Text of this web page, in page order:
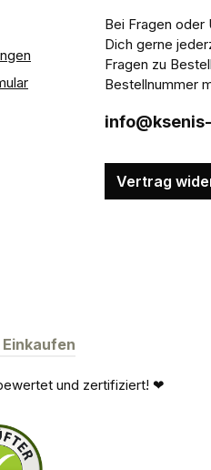
Bei Fragen oder
Dich gerne
Fragen zu
Bestellnummer
Vertrag
und zertifiziert! ❤